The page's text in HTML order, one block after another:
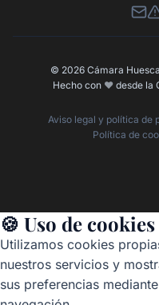
© 2026 Cámara
Hecho con ❤️desde la
Aviso legal y política de
Política de
🍪 Uso de cookies
Utilizamos cookies
nuestros servicios y
sus preferencias